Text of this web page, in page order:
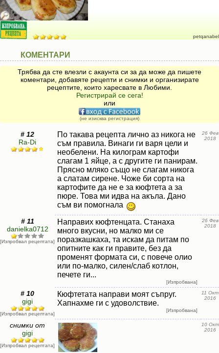
petqanabel
КОМЕНТАРИ
Трябва да сте влезли с акаунта си за да може да пишете
коментари, добавяте рецепти и снимки и организирате
рецептите, които харесвате в Любими.
Регистрирай се сега!
или
(не изисква регистрация)
# 12
Ra-Di
По такава рецепта лично аз никога не
съм правила. Винаги ги варя цели и
необелени. На килограм картофи
слагам 1 яйце, а с другите ги панирам.
Прясно мляко също не слагам никога
а слатам сирене. Чоже би сорта на
картофите да не е за кюфтета а за
пюре. Това ми идва на акъла. Дано
съм ви помогнала
26 Фев
2018
# 11
danielka0712
[Изпробвал рецептата]
Направих кюфтенцата. Станаха
много вкусни, но малко ми се
поразкашкаха, та искам да питам по
опитните как ги правите, без да
променят формата си, с повече олио
или по-малко, силен/слаб котлон,
печете ги...
[Изпробвана]
26 Фев
2018
# 10
gigi
[Изпробвал рецептата]
Кюфтетата направи моят съпруг.
Хапнахме ги с удоволствие.
[Изпробвана]
11 Окт
2016
снимки от
gigi
[Изпробвал рецептата]
10 Окт
2016